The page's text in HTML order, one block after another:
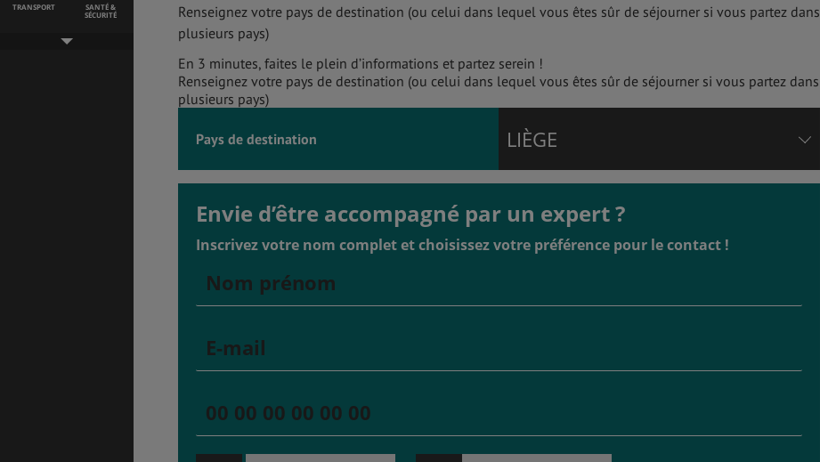
TRANSPORT
SANTÉ &
SÉCURITÉ
Renseignez votre pays de destination (ou celui dans lequel vous êtes sûr de séjourner si vous partez dans
plusieurs pays)
En 3 minutes, faites le plein d’informations et partez serein !
Renseignez votre pays de destination (ou celui dans lequel vous êtes sûr de séjourner si vous partez dans
plusieurs pays)
Pays de destination LIÈGE
Envie d’être accompagné par un expert ?
Inscrivez votre nom complet et choisissez votre préférence pour le contact !